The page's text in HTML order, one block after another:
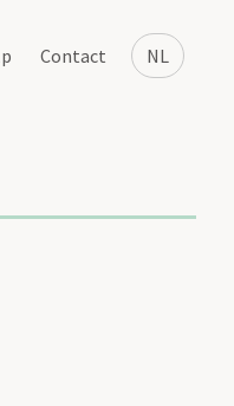
NL
Contact